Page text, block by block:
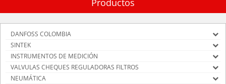
Productos
DANFOSS COLOMBIA
SINTEK
INSTRUMENTOS DE MEDICIÓN
VALVULAS CHEQUES REGULADORAS FILTROS
NEUMÁTICA